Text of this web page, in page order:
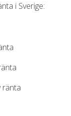
i Sverige:
ränta